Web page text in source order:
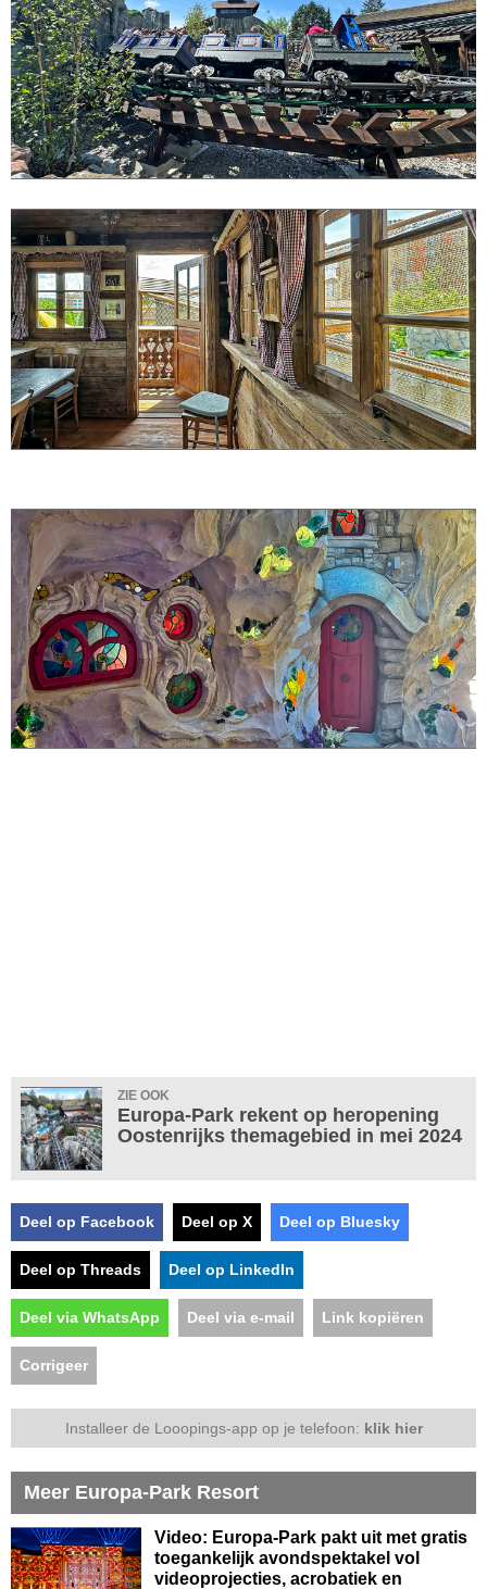
ZIE OOK
Europa-Park rekent op heropening
Oostenrijks themagebied in mei 2024
Deel op Facebook Deel op X Deel op Bluesky
Deel op Threads Deel op LinkedIn
Deel via WhatsApp Deel via e-mail Link kopiëren
Corrigeer
Installeer de Looopings-app op je telefoon: klik hier
Meer Europa-Park Resort
Video: Europa-Park pakt uit met gratis
toegankelijk avondspektakel vol
videoprojecties, acrobatiek en